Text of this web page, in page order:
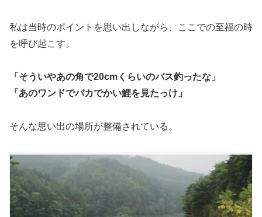
私は当時のポイントを思い出しながら、ここでの至福の時
を呼び起こす。
「そういやあの角で20cmくらいのバス釣ったな」
「あのワンドでバカでかい鯉を見たっけ」
そんな思い出の場所が整備されている。